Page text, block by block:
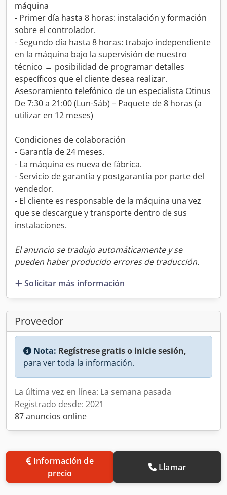
máquina
- Primer día hasta 8 horas: instalación y formación
sobre el controlador.
- Segundo día hasta 8 horas: trabajo independiente
en la máquina bajo la supervisión de nuestro
técnico → posibilidad de programar detalles
específicos que el cliente desea realizar.
Asesoramiento telefónico de un especialista Otinus
De 7:30 a 21:00 (Lun-Sáb) – Paquete de 8 horas (a
utilizar en 12 meses)
Condiciones de colaboración
- Garantía de 24 meses.
- La máquina es nueva de fábrica.
- Servicio de garantía y postgarantía por parte del
vendedor.
- El cliente es responsable de la máquina una vez
que se descargue y transporte dentro de sus
instalaciones.
El anuncio se tradujo automáticamente y se
pueden haber producido errores de traducción.
Solicitar más información
Proveedor
Nota: Regístrese gratis o inicie sesión,
para ver toda la información.
La última vez en línea: La semana pasada
Registrado desde: 2021
87 anuncios online
precio
Llamar